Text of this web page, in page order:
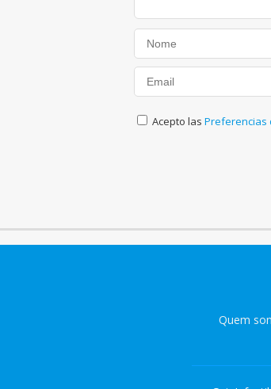
Acepto lasPreferencias
Quem